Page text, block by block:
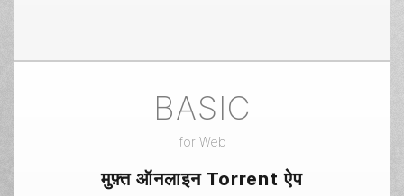
BASIC
for Web
मुफ़्त ऑनलाइन Torrent ऐप